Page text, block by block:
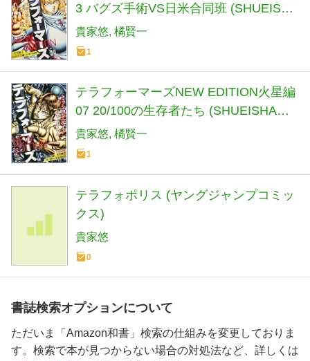
3 バグズ手術VS日米合同班 (SHUEISHA
JUMP REMIX)
貴家悠 橘賢一
1
テラフォーマーズNEW EDITION火星編
07 20/100の生存者たち (SHUEISHA
JUMP REMIX)
貴家悠 橘賢一
1
テラフォポリス (ヤングジャンプコミッ
クス)
貴家悠
0
書誌検索オプションについて
ただいま「Amazon和書」検索の仕組みを変更しておりま
す。検索で本が見つからない場合の対処法など、詳しくは